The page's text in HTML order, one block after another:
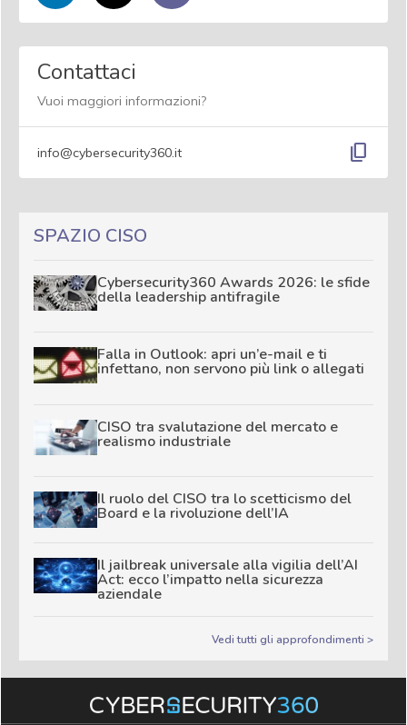
Contattaci
Vuoi maggiori informazioni?
info@cybersecurity360.it content_copy
SPAZIO CISO
Cybersecurity360 Awards 2026: le sfide
della leadership antifragile
Falla in Outlook: apri un’e-mail e ti
infettano, non servono più link o allegati
CISO tra svalutazione del mercato e
realismo industriale
Il ruolo del CISO tra lo scetticismo del
Board e la rivoluzione dell’IA
Il jailbreak universale alla vigilia dell’AI
Act: ecco l’impatto nella sicurezza
aziendale
Vedi tutti gli approfondimenti >